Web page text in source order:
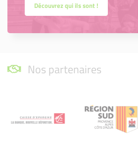
Découvrez qui ils sont !
Nos partenaires